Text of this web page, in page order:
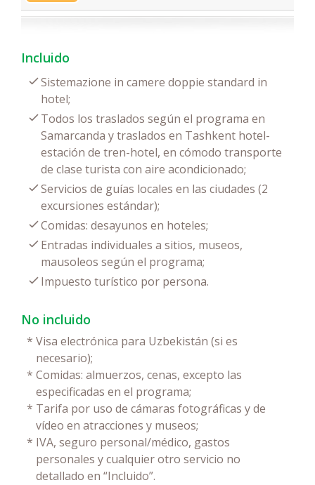
Incluido
Sistemazione in camere doppie standard in
hotel;
Todos los traslados según el programa en
Samarcanda y traslados en Tashkent hotel-
estación de tren-hotel, en cómodo transporte
de clase turista con aire acondicionado;
Servicios de guías locales en las ciudades (2
excursiones estándar);
Comidas: desayunos en hoteles;
Entradas individuales a sitios, museos,
mausoleos según el programa;
Impuesto turístico por persona.
No incluido
* Visa electrónica para Uzbekistán (si es
necesario);
* Comidas: almuerzos, cenas, excepto las
especificadas en el programa;
* Tarifa por uso de cámaras fotográficas y de
vídeo en atracciones y museos;
* IVA, seguro personal/médico, gastos
personales y cualquier otro servicio no
detallado en “Incluido”.